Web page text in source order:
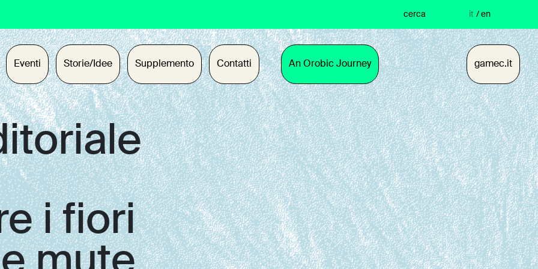
cerca / en
it
Eventi Storie/Idee Supplemento Contatti An Orobic Journey gamec.it
i fiori